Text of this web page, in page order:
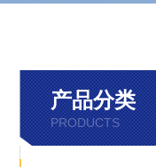
产品分类
PRODUCTS